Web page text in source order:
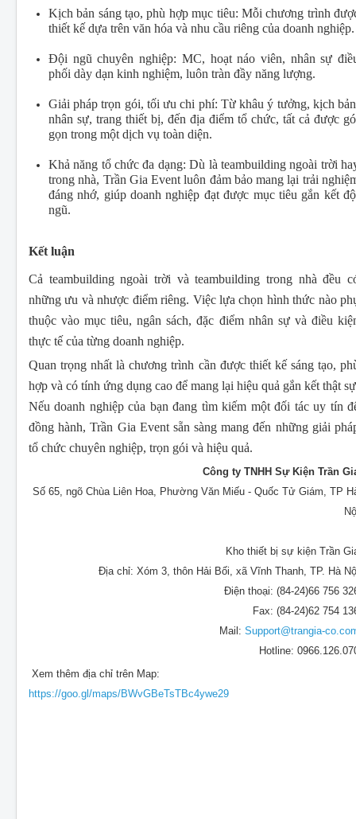
Kịch bản sáng tạo, phù hợp mục tiêu: Mỗi chương trình
thiết kế dựa trên văn hóa và nhu cầu riêng của doanh nghiệp.
Đội ngũ chuyên nghiệp: MC, hoạt náo viên, nhân sự
phối dày dạn kinh nghiệm, luôn tràn đầy năng lượng.
Giải pháp trọn gói, tối ưu chi phí: Từ khâu ý tưởng, kịch
nhân sự, trang thiết bị, đến địa điểm tổ chức, tất cả được
gọn trong một dịch vụ toàn diện.
Khả năng tổ chức đa dạng: Dù là teambuilding ngoài trời
trong nhà, Trần Gia Event luôn đảm bảo mang lại trải
đáng nhớ, giúp doanh nghiệp đạt được mục tiêu gắn kết
ngũ.
Kết luận
Cả teambuilding ngoài trời và teambuilding trong nhà đều
những ưu và nhược điểm riêng. Việc lựa chọn hình thức nào
thuộc vào mục tiêu, ngân sách, đặc điểm nhân sự và điều
thực tế của từng doanh nghiệp.
Quan trọng nhất là chương trình cần được thiết kế sáng tạo,
hợp và có tính ứng dụng cao để mang lại hiệu quả gắn kết thật
Nếu doanh nghiệp của bạn đang tìm kiếm một đối tác uy tín
đồng hành, Trần Gia Event sẵn sàng mang đến những giải
tổ chức chuyên nghiệp, trọn gói và hiệu quả.
Công ty TNHH Sự Kiện Trần
Số 65, ngõ Chùa Liên Hoa, Phường Văn Miếu - Quốc Tử Giám, TP
Kho thiết bị sự kiện Trần
Địa chỉ: Xóm 3, thôn Hải Bối, xã Vĩnh Thanh, TP. Hà
Điện thoại: (84-24)66 756
Fax: (84-24)62 754
Mail: Support@trangia-
Hotline:
Xem thêm địa chỉ trên Map:
https://goo.gl/maps/BWvGBeTsTBc4ywe29